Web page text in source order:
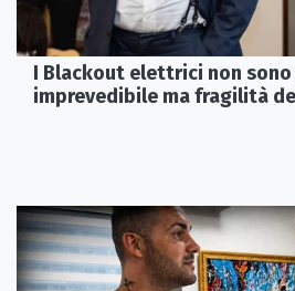
I Blackout elettrici non sono
imprevedibile ma fragilità